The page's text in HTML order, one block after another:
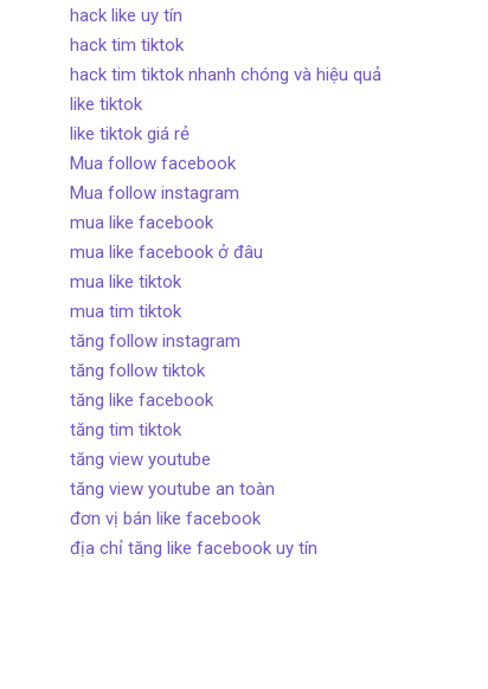
hack like uy tín
hack tim tiktok
hack tim tiktok nhanh chóng và hiệu quả
like tiktok
like tiktok giá rẻ
Mua follow facebook
Mua follow instagram
mua like facebook
mua like facebook ở đâu
mua like tiktok
mua tim tiktok
tăng follow instagram
tăng follow tiktok
tăng like facebook
tăng tim tiktok
tăng view youtube
tăng view youtube an toàn
đơn vị bán like facebook
địa chỉ tăng like facebook uy tín